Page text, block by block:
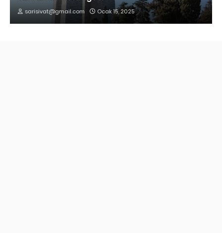
sarisivat@gmail.com Ocak 15, 2025